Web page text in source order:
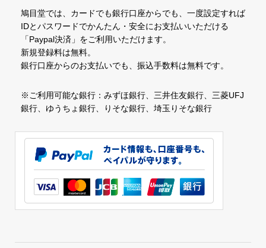
鳩目堂では、カードでも銀行口座からでも、一度設定すれば
IDとパスワードでかんたん・安全にお支払いいただける
「Paypal決済」をご利用いただけます。
新規登録料は無料。
銀行口座からのお支払いでも、振込手数料は無料です。
※ご利用可能な銀行：みずほ銀行、三井住友銀行、三菱UFJ
銀行、ゆうちょ銀行、りそな銀行、埼玉りそな銀行